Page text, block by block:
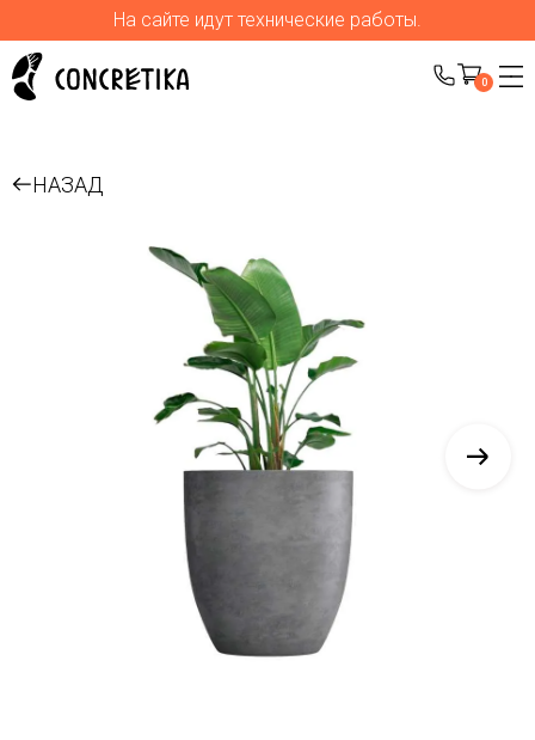
На сайте идут технические работы.
0
НАЗАД